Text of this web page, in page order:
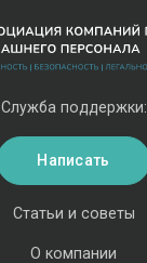
Статьи и советы
О компании
Служба поддержки:
Написать